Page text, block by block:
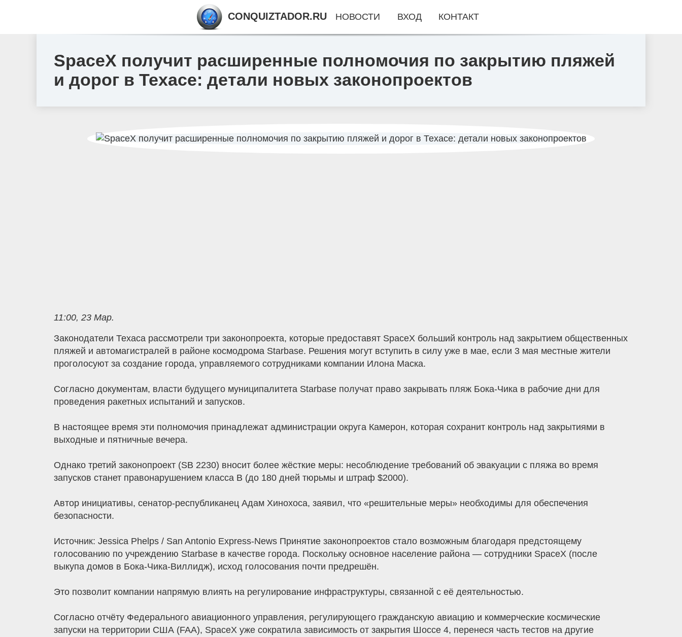
SpaceX получит расширенные полномочия по закрытию пляжей
и дорог в Техасе: детали новых законопроектов
11:00, 23 Мар.
Законодатели Техаса рассмотрели три законопроекта, которые предоставят SpaceX больший контроль над закрытием общественных
пляжей и автомагистралей в районе космодрома Starbase. Решения могут вступить в силу уже в мае, если 3 мая местные жители
проголосуют за создание города, управляемого сотрудниками компании Илона Маска.
Согласно документам, власти будущего муниципалитета Starbase получат право закрывать пляж Бока-Чика в рабочие дни для
проведения ракетных испытаний и запусков.
В настоящее время эти полномочия принадлежат администрации округа Камерон, которая сохранит контроль над закрытиями в
выходные и пятничные вечера.
Однако третий законопроект (SB 2230) вносит более жёсткие меры: несоблюдение требований об эвакуации с пляжа во время
запусков станет правонарушением класса B (до 180 дней тюрьмы и штраф $2000).
Автор инициативы, сенатор-республиканец Адам Хинохоса, заявил, что «решительные меры» необходимы для обеспечения
безопасности.
Источник: Jessica Phelps / San Antonio Express-News Принятие законопроектов стало возможным благодаря предстоящему
голосованию по учреждению Starbase в качестве города. Поскольку основное население района — сотрудники SpaceX (после
выкупа домов в Бока-Чика-Виллидж), исход голосования почти предрешён.
Это позволит компании напрямую влиять на регулирование инфраструктуры, связанной с её деятельностью.
Согласно отчёту Федерального авиационного управления, регулирующего гражданскую авиацию и коммерческие космические
запуски на территории США (FAA), SpaceX уже сократила зависимость от закрытия Шоссе 4, перенеся часть тестов на другие
CONQUIZTADOR.RU НОВОСТИ ВХОД КОНТАКТ